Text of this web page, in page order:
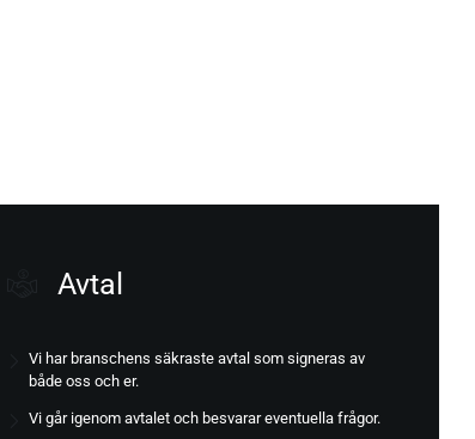
Avtal
Vi har branschens säkraste avtal som signeras av
både oss och er.
Vi går igenom avtalet och besvarar eventuella frågor.